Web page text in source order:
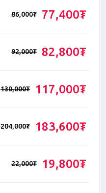
86,000₮ 77,400₮
92,000₮ 82,800₮
130,000₮ 117,000₮
204,000₮ 183,600₮
22,000₮ 19,800₮